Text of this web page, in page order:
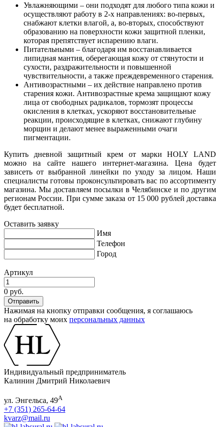
Увлажняющими – они подходят для любого типа кожи и
осуществляют работу в 2-х направлениях: во-первых,
снабжают клетки влагой, а, во-вторых, способствуют
образованию на поверхности кожи защитной пленки,
которая препятствует испарению влаги.
Питательными – благодаря им восстанавливается
липидная мантия, оберегающая кожу от стянутости и
сухости, раздражительности и повышенной
чувствительности, а также преждевременного старения.
Антивозрастными – их действие направлено против
старения кожи. Антивозрастные крема защищают кожу
лица от свободных радикалов, тормозят процессы
окисления в клетках, ускоряют восстановительные
реакции, происходящие в клетках, снижают глубину
морщин и делают менее выраженными очаги
пигментации.
Купить дневной защитный крем от марки HOLY LAND
можно на сайте нашего интернет-магазина. Цена будет
зависеть от выбранной линейки по уходу за лицом. Наши
специалисты готовы проконсультировать вас по ассортименту
магазина. Мы доставляем посылки в Челябинске и по другим
регионам России. При сумме заказа от 15 000 рублей доставка
будет бесплатной.
Оставить заявку
Имя
Телефон
Город
Артикул
0 руб.
Нажимая на кнопку отправки сообщения, я соглашаюсь
на обработку моих персональных данных
Индивидуальный предприниматель
Калинин Дмитрий Николаевич
ул. Энгельса, 49А
+7 (351) 265-64-64
kvarz@mail.ru